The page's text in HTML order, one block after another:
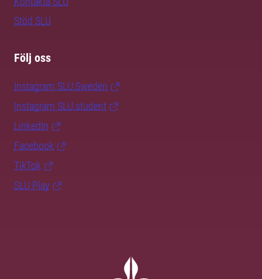
Stöd SLU
Följ oss
Instagram SLU.Sweden
Instagram SLU.student
LinkedIn
Facebook
TikTok
SLU Play